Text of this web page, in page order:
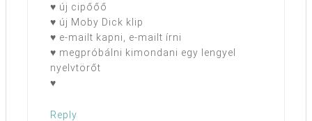
♥ új cipőőő
♥ új Moby Dick klip
♥ e-mailt kapni, e-mailt írni
♥ megpróbálni kimondani egy lengyel
nyelvtörőt
♥
Reply